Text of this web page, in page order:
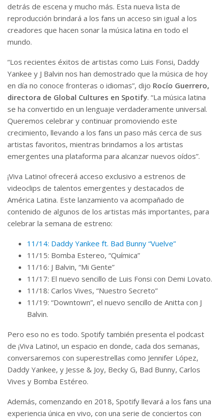
detrás de escena y mucho más. Esta nueva lista de
reproducción brindará a los fans un acceso sin igual a los
creadores que hacen sonar la música latina en todo el
mundo.
“Los recientes éxitos de artistas como Luis Fonsi, Daddy
Yankee y J Balvin nos han demostrado que la música de hoy
en día no conoce fronteras o idiomas”, dijo Rocío Guerrero,
directora de Global Cultures en Spotify. “La música latina
se ha convertido en un lenguaje verdaderamente universal.
Queremos celebrar y continuar promoviendo este
crecimiento, llevando a los fans un paso más cerca de sus
artistas favoritos, mientras brindamos a los artistas
emergentes una plataforma para alcanzar nuevos oídos”.
¡Viva Latino! ofrecerá acceso exclusivo a estrenos de
videoclips de talentos emergentes y destacados de
América Latina. Este lanzamiento va acompañado de
contenido de algunos de los artistas más importantes, para
celebrar la semana de estreno:
11/14: Daddy Yankee ft. Bad Bunny “Vuelve”
11/15: Bomba Estereo, “Química”
11/16: J Balvin, “Mi Gente”
11/17: El nuevo sencillo de Luis Fonsi con Demi Lovato.
11/18: Carlos Vives, “Nuestro Secreto”
11/19: “Downtown”, el nuevo sencillo de Anitta con J
Balvin.
Pero eso no es todo. Spotify también presenta el podcast
de ¡Viva Latino!, un espacio en donde, cada dos semanas,
conversaremos con superestrellas como Jennifer López,
Daddy Yankee, y Jesse & Joy, Becky G, Bad Bunny, Carlos
Vives y Bomba Estéreo.
Además, comenzando en 2018, Spotify llevará a los fans una
experiencia única en vivo, con una serie de conciertos con